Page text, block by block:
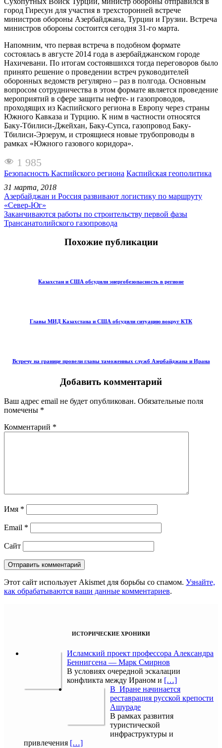
город Гиресун для участия в трехсторонней встрече
министров обороны Азербайджана, Турции и Грузии. Встреча
министров обороны состоится сегодня 31-го марта.
Напомним, что первая встреча в подобном формате
состоялась в августе 2014 года в азербайджанском городе
Нахичевани. По итогам состоявшихся тогда переговоров было
принято решение о проведении встреч руководителей
оборонных ведомств регулярно – раз в полгода. Основным
вопросом сотрудничества в этом формате является проведение
мероприятий в сфере защиты нефте- и газопроводов,
проходящих из Каспийского региона в Европу через страны
Южного Кавказа и Турцию. К ним в частности относятся
Баку-Тбилиси-Джейхан, Баку-Супса, газопровод Баку-
Тбилиси-Эрзерум, и строящиеся новые трубопроводы в
рамках «Южного газового коридора».
1 985
Безопасность Каспийского региона Каспийская геополитика
31 марта, 2018
Азербайджан и Россия развивают логистику по маршруту
«Север-Юг»
Заканчиваются работы по строительству первой фазы
Трансанатолийского газопровода
Похожие публикации
Казахстан и США обсудили энергобезопасность в регионе
Главы МИД Казахстана и США обсудили ситуацию вокруг КТК
Встречу на границе провели главы таможенных служб Азербайджана и Ирана
Добавить комментарий
Ваш адрес email не будет опубликован. Обязательные поля
помечены *
Комментарий *
Имя *
Email *
Сайт
Этот сайт использует Akismet для борьбы со спамом. Узнайте,
как обрабатываются ваши данные комментариев.
ИСТОРИЧЕСКИЕ ХРОНИКИ
Исламский проект профессора Александра
Беннигсена — Марк Смирнов
В условиях очередной эскалации
конфликта между Ираном и […]
В Иране начинается
реставрация русской крепости
Ашураде
В рамках развития
туристической
инфраструктуры и
привлечения […]